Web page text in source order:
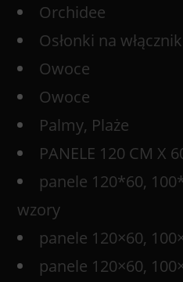
Orchidee
Osłonki na
Owoce
Owoce
Palmy, Plaże
PANELE 120 CM X
panele 120*60,
wzory
panele 120×60,
panele 120×60,